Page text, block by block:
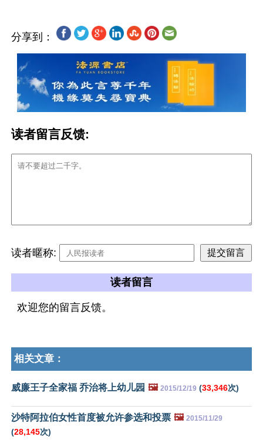
分享到：
读者留言反馈:
读者暱称:
读者留言
欢迎您的留言反馈。
相关文章：
威廉王子全家福 乔治将上幼儿园 🖼️ 2015/12/19 (33,346次)
沙特阿拉伯女性首度被允许参选和投票 🖼️ 2015/11/29
(28,145次)